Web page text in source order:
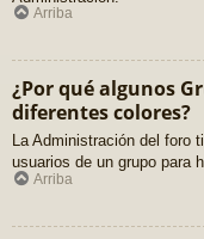
Arriba
¿Por qué algunos
diferentes colores?
La Administración del foro
usuarios de un grupo para
Arriba